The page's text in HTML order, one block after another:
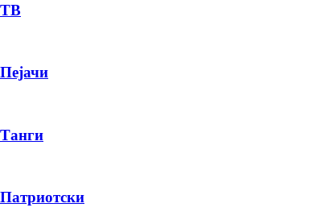
ТВ
Пејачи
Танги
Патриотски